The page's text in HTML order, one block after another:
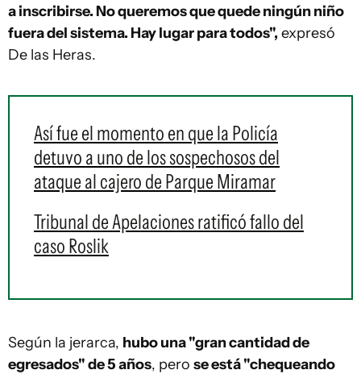
a inscribirse. No queremos que quede ningún niño
fuera del sistema. Hay lugar para todos", expresó
De las Heras.
Así fue el momento en que la Policía
detuvo a uno de los sospechosos del
ataque al cajero de Parque Miramar
Tribunal de Apelaciones ratificó fallo del
caso Roslik
Según la jerarca, hubo una "gran cantidad de
egresados" de 5 años, pero se está "chequeando